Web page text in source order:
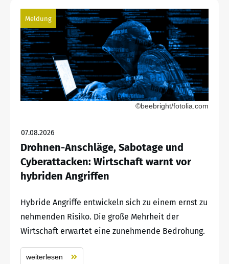
Meldung
©beebright/fotolia.com
07.08.2026
Drohnen-Anschläge, Sabotage und
Cyberattacken: Wirtschaft warnt vor
hybriden Angriffen
Hybride Angriffe entwickeln sich zu einem ernst zu
nehmenden Risiko. Die große Mehrheit der
Wirtschaft erwartet eine zunehmende Bedrohung.
weiterlesen